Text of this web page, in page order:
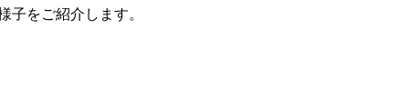
子をご紹介します。